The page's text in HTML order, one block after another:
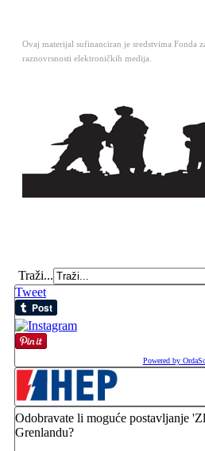
Ovaj materijal sufinanciran je sredstvima Fonda
raznovrsnosti elektroničkih medija.
Traži...
Tweet
Powered by
Odobravate li moguće postavljanje
Grenlandu?